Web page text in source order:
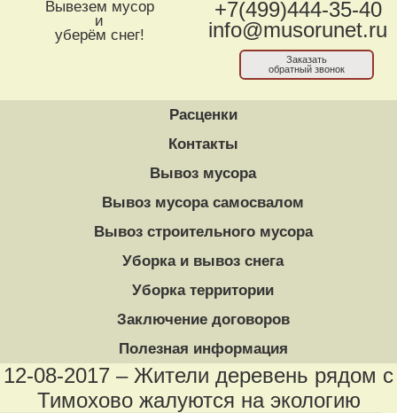
Вывезем мусор
и
уберём снег!
+7(499)444-35-40
info@musorunet.ru
Заказать
обратный звонок
Расценки
Контакты
Вывоз мусора
Вывоз мусора самосвалом
Вывоз строительного мусора
Уборка и вывоз снега
Уборка территории
Заключение договоров
Полезная информация
12-08-2017 – Жители деревень рядом с
Тимохово жалуются на экологию